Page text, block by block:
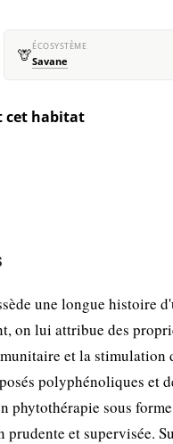
🦒ÉCOSYSTÈME
Savane
cet habitat
une longue histoire
on lui attribue des
et la stimulation
polyphénoliques
phytothérapie sous
prudente et supervisée.